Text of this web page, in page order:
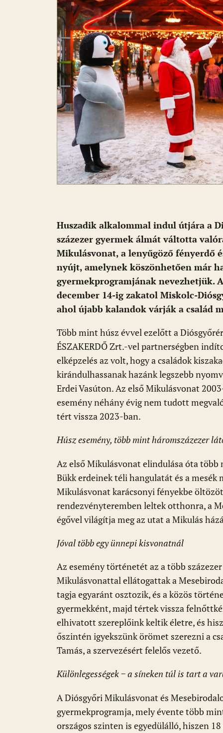
Huszadik alkalommal indul útjára a
százezer gyermek álmát váltotta
Mikulásvonat, a lenyűgöző fényerdő
nyújt, amelynek köszönhetően már
gyermekprogramjának nevezhetjük.
december 14-ig zakatol Miskolc-
ahol újabb kalandok várják a család
Több mint húsz évvel ezelőtt a
ÉSZAKERDŐ Zrt.-vel partnerségben
elképzelés az volt, hogy a családok
kirándulhassanak hazánk legszebb
Erdei Vasúton. Az első Mikulásvonat
esemény néhány évig nem tudott
tért vissza 2023-ban.
Húsz esemény, több mint háromszázezer
Az első Mikulásvonat elindulása óta
Bükk erdeinek téli hangulatát és a mesék
Mikulásvonat karácsonyi fényekbe
rendezvényteremben leltek otthonra, a
égővel világítja meg az utat a Mikulás
Jóval több egy ünnepi kisvonatnál
Az esemény történetét az a több
Mikulásvonattal ellátogattak a
tagja egyaránt osztozik, és a közös
gyermekként, majd tértek vissza
elhivatott szereplőink keltik életre, és
őszintén igyekszünk örömet szerezni a
Tamás, a szervezésért felelős vezető.
Különlegességek− a síneken túl is tart a
A Diósgyőri Mikulásvonat és
gyermekprogramja, mely évente több
országos szinten is egyedülálló, hiszen